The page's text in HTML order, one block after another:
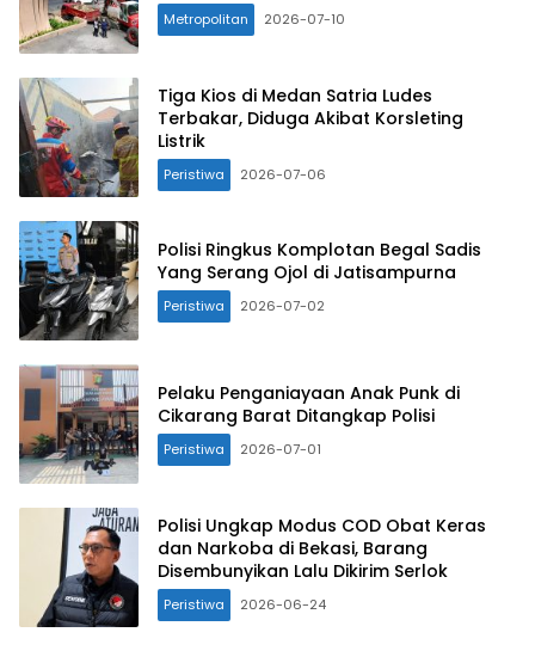
Metropolitan 2026-07-10
Tiga Kios di Medan Satria Ludes
Terbakar, Diduga Akibat Korsleting
Listrik
Peristiwa 2026-07-06
Polisi Ringkus Komplotan Begal Sadis
Yang Serang Ojol di Jatisampurna
Peristiwa 2026-07-02
Pelaku Penganiayaan Anak Punk di
Cikarang Barat Ditangkap Polisi
Peristiwa 2026-07-01
Polisi Ungkap Modus COD Obat Keras
dan Narkoba di Bekasi, Barang
Disembunyikan Lalu Dikirim Serlok
Peristiwa 2026-06-24